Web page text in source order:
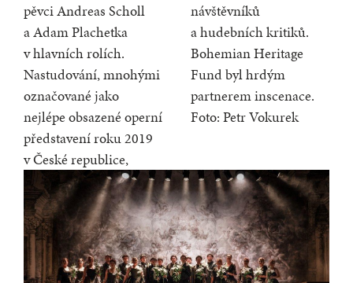
pěvci Andreas Scholl
a Adam Plachetka
v hlavních rolích.
Nastudování, mnohými
označované jako
nejlépe obsazené operní
představení roku 2019
v České republice,
návštěvníků
a hudebních kritiků.
Bohemian Heritage
Fund byl hrdým
partnerem inscenace.
Foto: Petr Vokurek